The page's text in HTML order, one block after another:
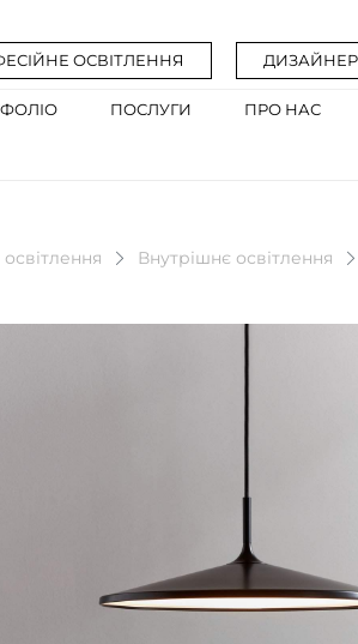
ОСВІТЛЕННЯ
ПОСЛУГИ ПРО НАС
Внутрішнє освітлення